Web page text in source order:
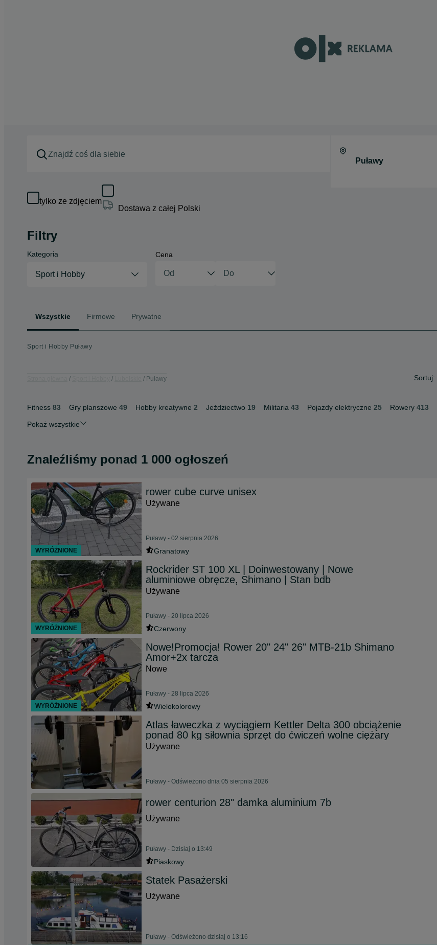
tylko ze zdjęciem
Dostawa z całej Polski
Filtry
Kategoria
Sport i Hobby
Cena
Wszystkie Firmowe Prywatne
Sport i Hobby Puławy
Puławy Sortuj:
Fitness 83 Gry planszowe 49 Hobby kreatywne 2 Jeździectwo 19 Militaria 43 Pojazdy elektryczne 25 Rowery 413
Pokaż wszystkie
Znaleźliśmy ponad 1 000 ogłoszeń
rower cube curve unisex
Używane
Puławy - 02 sierpnia 2026
Granatowy
Rockrider ST 100 XL | Doinwestowany | Nowe
aluminiowe obręcze, Shimano | Stan bdb
Używane
Puławy - 20 lipca 2026
Czerwony
Nowe!Promocja! Rower 20" 24" 26" MTB-21b Shimano
Amor+2x tarcza
Nowe
Puławy - 28 lipca 2026
Wielokolorowy
Atlas ławeczka z wyciągiem Kettler Delta 300 obciążenie
ponad 80 kg siłownia sprzęt do ćwiczeń wolne ciężary
Używane
Puławy - Odświeżono dnia 05 sierpnia 2026
rower centurion 28" damka aluminium 7b
Używane
Puławy - Dzisiaj o 13:49
Piaskowy
Statek Pasażerski
Używane
Puławy - Odświeżono dzisiaj o 13:16
WYRÓŻNIONE
WYRÓŻNIONE
WYRÓŻNIONE